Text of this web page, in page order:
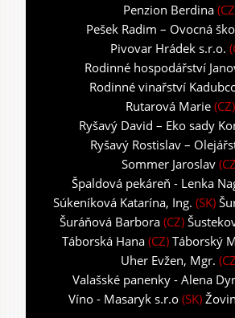
Penzion Berdina
Pešek Radim – Ovocná
Pivovar Hrádek s.r.o.
Rodinné hospodářství
Rodinné vinařství
Rutarová Marie (CZ)
Ryšavý David – Eko sady
Ryšavý Rostislav –
Sommer Jaroslav
Špaldová pekáreň - Lenka
Súkeníková Katarína, Ing. (SK)
Šuráňová Barbora(CZ)
Táborská Hana (CZ) Táborský
Uher Evžen, Mgr.
Valašské panenky - Alena
Víno - Masaryk s.r.o (SK)